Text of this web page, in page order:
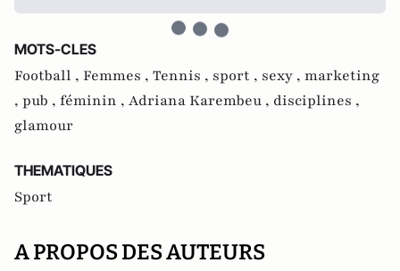
MOTS-CLES
Football , Femmes , Tennis , sport , sexy , marketing
, pub , féminin , Adriana Karembeu , disciplines ,
glamour
THEMATIQUES
Sport
A PROPOS DES AUTEURS